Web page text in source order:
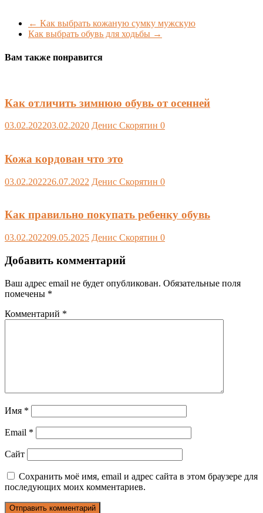
← Как выбрать кожаную сумку мужскую
Как выбрать обувь для ходьбы →
Вам также понравится
Как отличить зимнюю обувь от осенней
03.02.202203.02.2020 Денис Скорятин 0
Кожа кордован что это
03.02.202226.07.2022 Денис Скорятин 0
Как правильно покупать ребенку обувь
03.02.202209.05.2025 Денис Скорятин 0
Добавить комментарий
Ваш адрес email не будет опубликован. Обязательные поля
помечены *
Комментарий *
Имя *
Email *
Сайт
Сохранить моё имя, email и адрес сайта в этом браузере для
последующих моих комментариев.